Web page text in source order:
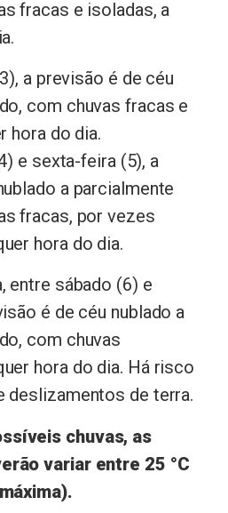
fracas e isoladas, a
a previsão é de céu
com chuvas fracas e
hora do dia.
e sexta-feira (5), a
a parcialmente
fracas, por vezes
hora do dia.
entre sábado (6) e
é de céu nublado a
com chuvas
hora do dia. Há risco
deslizamentos de terra.
chuvas, as
variar entre 25 °C